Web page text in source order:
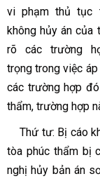
vi phạm thủ tục
không hủy án của
rõ các trường
trọngtrong việc
các trường hợp
thẩm, trường hợp
Thứ tư: Bị cáo
tòa phúc thẩm bị
nghị hủy bản án